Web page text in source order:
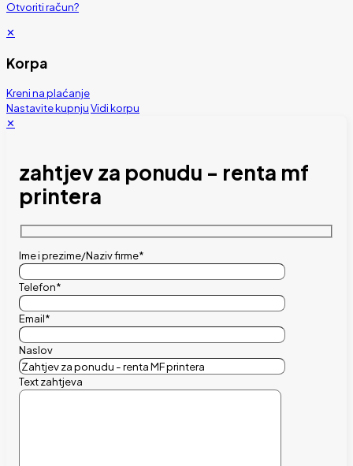
Otvoriti račun?
✕
Korpa
Kreni na plaćanje
Nastavite kupnjuVidi korpu
✕
zahtjev za ponudu - renta mf
printera
Ime i prezime/Naziv firme*
Telefon*
Email*
Naslov
Text zahtjeva